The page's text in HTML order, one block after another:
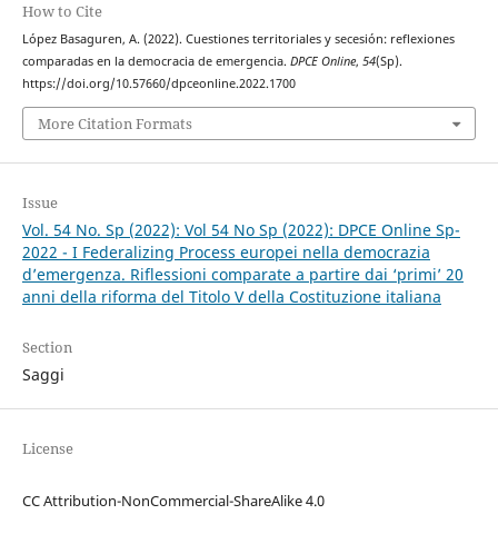
How to Cite
López Basaguren, A. (2022). Cuestiones territoriales y secesión: reflexiones
comparadas en la democracia de emergencia. DPCE Online, 54(Sp).
https://doi.org/10.57660/dpceonline.2022.1700
More Citation Formats
Issue
Vol. 54 No. Sp (2022): Vol 54 No Sp (2022): DPCE Online Sp-
2022 - I Federalizing Process europei nella democrazia
d’emergenza. Riflessioni comparate a partire dai ‘primi’ 20
anni della riforma del Titolo V della Costituzione italiana
Section
Saggi
License
CC Attribution-NonCommercial-ShareAlike 4.0